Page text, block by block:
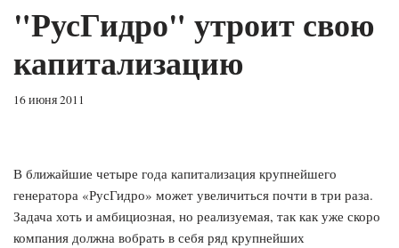
"РусГидро" утроит свою
капитализацию
16 июня 2011
В ближайшие четыре года капитализация крупнейшего
генератора «РусГидро» может увеличиться почти в три раза.
Задача хоть и амбициозная, но реализуемая, так как уже скоро
компания должна вобрать в себя ряд крупнейших